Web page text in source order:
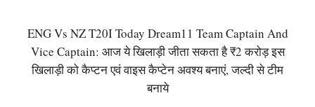
ENG Vs NZ T20I Today Dream11 Team Captain And
Vice Captain: आज ये खिलाड़ी जीता सकता है ₹2 करोड़ इस
खिलाड़ी को कैप्टन एवं वाइस कैप्टेन अवश्य बनाएं, जल्दी से टीम
बनाये